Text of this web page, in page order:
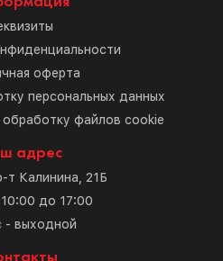
оферта
персональных данных
файлов cookie
адрес
т Калинина, 21Б
до 17:00
- выходной